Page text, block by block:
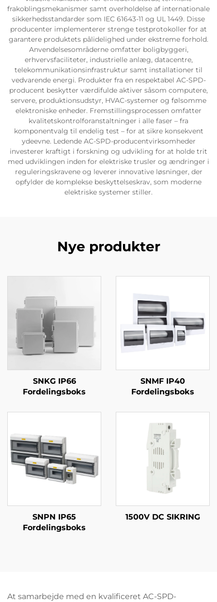
frakoblingsmekanismer samt overholdelse af internationale
sikkerhedsstandarder som IEC 61643-11 og UL 1449. Disse
producenter implementerer strenge testprotokoller for at
garantere produktets pålidelighed under ekstreme forhold.
Anvendelsesområderne omfatter boligbyggeri,
erhvervsfaciliteter, industrielle anlæg, datacentre,
telekommunikationsinfrastruktur samt installationer til
vedvarende energi. Produkter fra en respektabel AC-SPD-
producent beskytter værdifulde aktiver såsom computere,
servere, produktionsudstyr, HVAC-systemer og følsomme
elektroniske enheder. Fremstillingsprocessen omfatter
kvalitetskontrolforanstaltninger i alle faser – fra
komponentvalg til endelig test – for at sikre konsekvent
ydeevne. Ledende AC-SPD-producentvirksomheder
investerer kraftigt i forskning og udvikling for at holde trit
med udviklingen inden for elektriske trusler og ændringer i
reguleringskravene og leverer innovative løsninger, der
opfylder de komplekse beskyttelseskrav, som moderne
elektriske systemer stiller.
Nye produkter
SNKG IP66
Fordelingsboks
SNMF IP40
Fordelingsboks
SNPN IP65
Fordelingsboks
1500V DC SIKRING
At samarbejde med en kvalificeret AC-SPD-